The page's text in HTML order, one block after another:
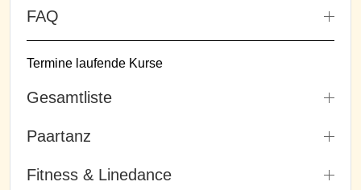
FAQ
Termine laufende Kurse
Gesamtliste
Paartanz
Fitness & Linedance